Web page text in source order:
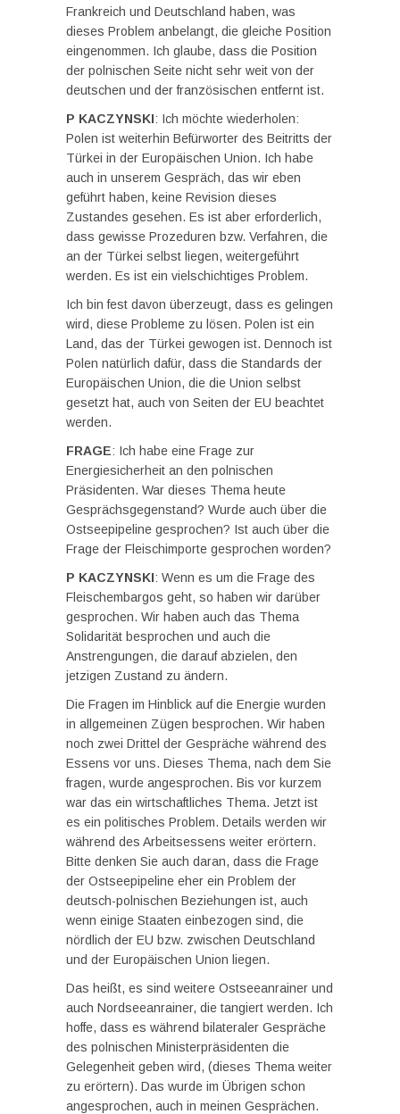
Frankreich und Deutschland haben, was
dieses Problem anbelangt, die gleiche Position
eingenommen. Ich glaube, dass die Position
der polnischen Seite nicht sehr weit von der
deutschen und der französischen entfernt ist.
P KACZYNSKI: Ich möchte wiederholen:
Polen ist weiterhin Befürworter des Beitritts der
Türkei in der Europäischen Union. Ich habe
auch in unserem Gespräch, das wir eben
geführt haben, keine Revision dieses
Zustandes gesehen. Es ist aber erforderlich,
dass gewisse Prozeduren bzw. Verfahren, die
an der Türkei selbst liegen, weitergeführt
werden. Es ist ein vielschichtiges Problem.
Ich bin fest davon überzeugt, dass es gelingen
wird, diese Probleme zu lösen. Polen ist ein
Land, das der Türkei gewogen ist. Dennoch ist
Polen natürlich dafür, dass die Standards der
Europäischen Union, die die Union selbst
gesetzt hat, auch von Seiten der EU beachtet
werden.
FRAGE: Ich habe eine Frage zur
Energiesicherheit an den polnischen
Präsidenten. War dieses Thema heute
Gesprächsgegenstand? Wurde auch über die
Ostseepipeline gesprochen? Ist auch über die
Frage der Fleischimporte gesprochen worden?
P KACZYNSKI: Wenn es um die Frage des
Fleischembargos geht, so haben wir darüber
gesprochen. Wir haben auch das Thema
Solidarität besprochen und auch die
Anstrengungen, die darauf abzielen, den
jetzigen Zustand zu ändern.
Die Fragen im Hinblick auf die Energie wurden
in allgemeinen Zügen besprochen. Wir haben
noch zwei Drittel der Gespräche während des
Essens vor uns. Dieses Thema, nach dem Sie
fragen, wurde angesprochen. Bis vor kurzem
war das ein wirtschaftliches Thema. Jetzt ist
es ein politisches Problem. Details werden wir
während des Arbeitsessens weiter erörtern.
Bitte denken Sie auch daran, dass die Frage
der Ostseepipeline eher ein Problem der
deutsch-polnischen Beziehungen ist, auch
wenn einige Staaten einbezogen sind, die
nördlich der EU bzw. zwischen Deutschland
und der Europäischen Union liegen.
Das heißt, es sind weitere Ostseeanrainer und
auch Nordseeanrainer, die tangiert werden. Ich
hoffe, dass es während bilateraler Gespräche
des polnischen Ministerpräsidenten die
Gelegenheit geben wird, (dieses Thema weiter
zu erörtern). Das wurde im Übrigen schon
angesprochen, auch in meinen Gesprächen.